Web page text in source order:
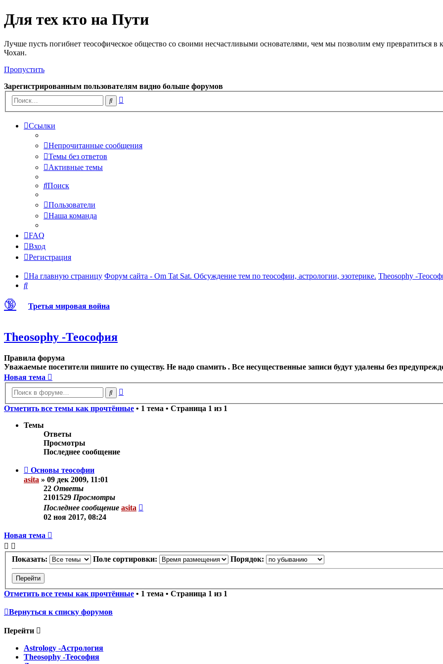
Для тех кто на Пути
Лучше пусть погибнет теософическое общество со своими несчастливыми основателями, чем мы позволим ему превратиться
Чохан.
Пропустить
Зарегистрированным пользователям видно больше форумов
Поиск
Ссылки
Непрочитанные сообщения
Темы без ответов
Активные темы
Поиск
Пользователи
Наша команда
FAQ
Вход
Регистрация
На главную страницу Форум сайта - Om Tat Sat. Обсуждение тем по теософии, астрологии, эзотерике. Theosophy -
Поиск
🔞 Третья мировая война
Theosophy -Теософия
Правила форума
Уважаемые посетители пишите по существу. Не надо спамить . Все несущественные записи будут удалены без
Новая тема
Поиск
Отметить все темы как прочтённые • 1 тема • Страница 1 из 1
Темы
Ответы
Просмотры
Последнее сообщение
Основы теософии
asita » 09 дек 2009, 11:01
22 Ответы
2101529 Просмотры
Последнее сообщение asita
02 ноя 2017, 08:24
Новая тема
Показать: Поле сортировки: Порядок:
Отметить все темы как прочтённые • 1 тема • Страница 1 из 1
Вернуться к списку форумов
Перейти
Astrology -Астрология
Theosophy -Теософия